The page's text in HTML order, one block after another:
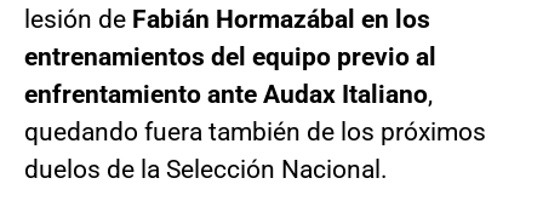
lesión de Fabián Hormazábal en los
entrenamientos del equipo previo al
enfrentamiento ante Audax Italiano,
quedando fuera también de los próximos
duelos de la Selección Nacional.